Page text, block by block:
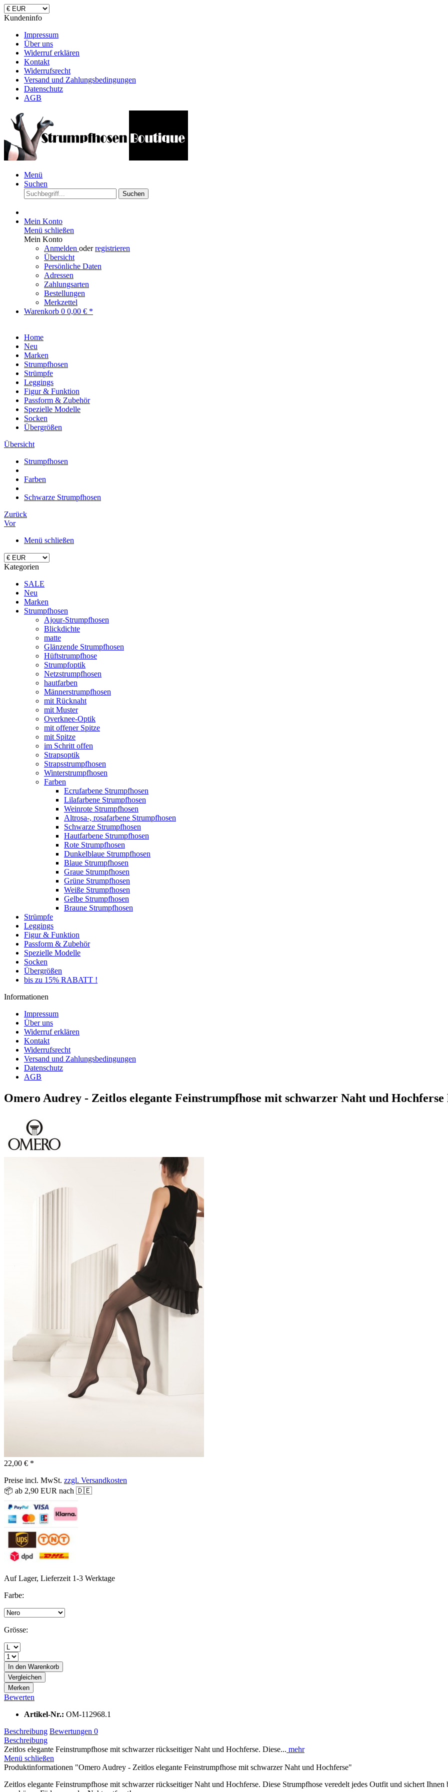
Kundeninfo
Impressum
Über uns
Widerruf erklären
Kontakt
Widerrufsrecht
Versand und Zahlungsbedingungen
Datenschutz
AGB
Menü
Suchen
Suchen
Mein Konto
Menü schließen
Mein Konto
Anmelden oderregistrieren
Übersicht
Persönliche Daten
Adressen
Zahlungsarten
Bestellungen
Merkzettel
Warenkorb 0 0,00 € *
Home
Neu
Marken
Strumpfhosen
Strümpfe
Leggings
Figur & Funktion
Passform & Zubehör
Spezielle Modelle
Socken
Übergrößen
Übersicht
Strumpfhosen
Farben
Schwarze Strumpfhosen
Zurück
Vor
Menü schließen
Kategorien
SALE
Neu
Marken
Strumpfhosen
Ajour-Strumpfhosen
Blickdichte
matte
Glänzende Strumpfhosen
Hüftstrumpfhose
Strumpfoptik
Netzstrumpfhosen
hautfarben
Männerstrumpfhosen
mit Rücknaht
mit Muster
Overknee-Optik
mit offener Spitze
mit Spitze
im Schritt offen
Strapsoptik
Strapsstrumpfhosen
Winterstrumpfhosen
Farben
Ecrufarbene Strumpfhosen
Lilafarbene Strumpfhosen
Weinrote Strumpfhosen
Altrosa-, rosafarbene Strumpfhosen
Schwarze Strumpfhosen
Hautfarbene Strumpfhosen
Rote Strumpfhosen
Dunkelblaue Strumpfhosen
Blaue Strumpfhosen
Graue Strumpfhosen
Grüne Strumpfhosen
Weiße Strumpfhosen
Gelbe Strumpfhosen
Braune Strumpfhosen
Strümpfe
Leggings
Figur & Funktion
Passform & Zubehör
Spezielle Modelle
Socken
Übergrößen
bis zu 15% RABATT !
Informationen
Impressum
Über uns
Widerruf erklären
Kontakt
Widerrufsrecht
Versand und Zahlungsbedingungen
Datenschutz
AGB
Omero Audrey - Zeitlos elegante Feinstrumpfhose mit schwarzer Naht und Hochferse
22,00 € *
Preise incl. MwSt. zzgl. Versandkosten
📦 ab 2,90 EUR nach 🇩🇪
Auf Lager, Lieferzeit 1-3 Werktage
Farbe:
Grösse:
In den Warenkorb
Vergleichen
Merken
Bewerten
Artikel-Nr.: OM-112968.1
Beschreibung Bewertungen 0
Beschreibung
Zeitlos elegante Feinstrumpfhose mit schwarzer rückseitiger Naht und Hochferse. Diese... mehr
Menü schließen
Produktinformationen "Omero Audrey - Zeitlos elegante Feinstrumpfhose mit schwarzer Naht und Hochferse"
Zeitlos elegante Feinstrumpfhose mit schwarzer rückseitiger Naht und Hochferse. Diese Strumpfhose veredelt jedes Outfit und sichert